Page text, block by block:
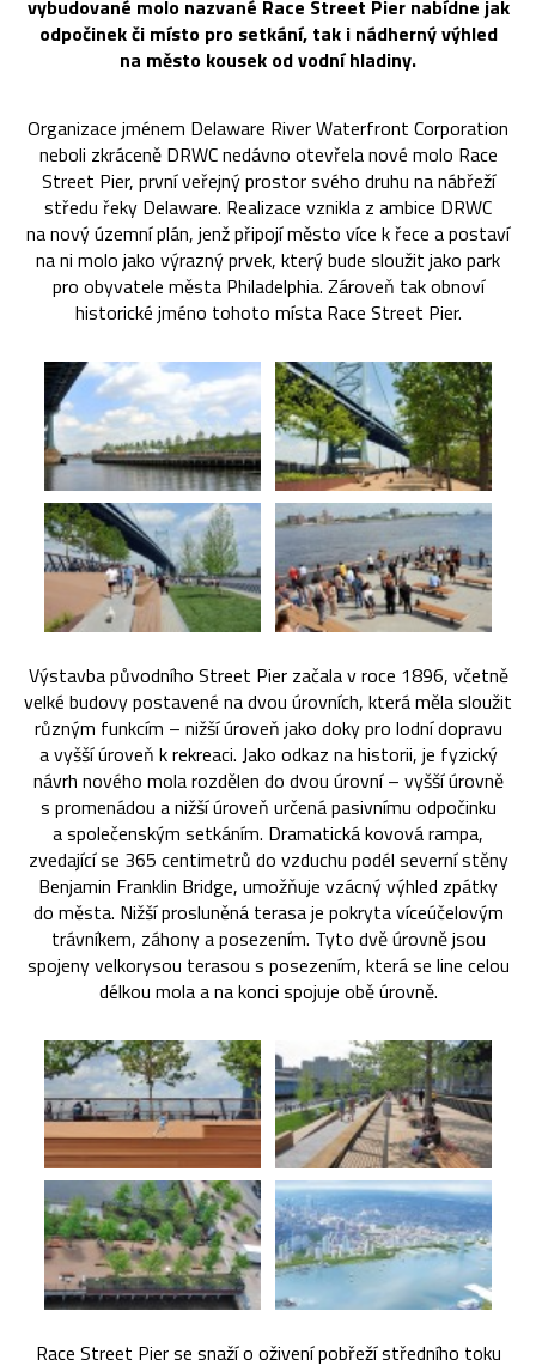
vybudované molo nazvané Race Street Pier nabídne jak
odpočinek či místo pro setkání, tak i nádherný výhled
na město kousek od vodní hladiny.
Organizace jménem Delaware River Waterfront Corporation
neboli zkráceně DRWC nedávno otevřela nové molo Race
Street Pier, první veřejný prostor svého druhu na nábřeží
středu řeky Delaware. Realizace vznikla z ambice DRWC
na nový územní plán, jenž připojí město více k řece a postaví
na ni molo jako výrazný prvek, který bude sloužit jako park
pro obyvatele města Philadelphia. Zároveň tak obnoví
historické jméno tohoto místa Race Street Pier.
Výstavba původního Street Pier začala v roce 1896, včetně
velké budovy postavené na dvou úrovních, která měla sloužit
různým funkcím – nižší úroveň jako doky pro lodní dopravu
a vyšší úroveň k rekreaci. Jako odkaz na historii, je fyzický
návrh nového mola rozdělen do dvou úrovní – vyšší úrovně
s promenádou a nižší úroveň určená pasivnímu odpočinku
a společenským setkáním. Dramatická kovová rampa,
zvedající se 365 centimetrů do vzduchu podél severní stěny
Benjamin Franklin Bridge, umožňuje vzácný výhled zpátky
do města. Nižší prosluněná terasa je pokryta víceúčelovým
trávníkem, záhony a posezením. Tyto dvě úrovně jsou
spojeny velkorysou terasou s posezením, která se line celou
délkou mola a na konci spojuje obě úrovně.
Race Street Pier se snaží o oživení pobřeží středního toku